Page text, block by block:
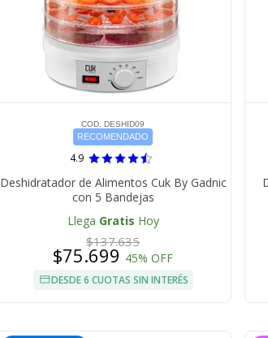
COD. DESHID09
RECOMENDADO
4.9
Deshidratador de Alimentos Cuk By Gadnic
con 5 Bandejas
Llega Gratis Hoy
$137.635
$75.699 45% OFF
DESDE 6 CUOTAS SIN INTERÉS